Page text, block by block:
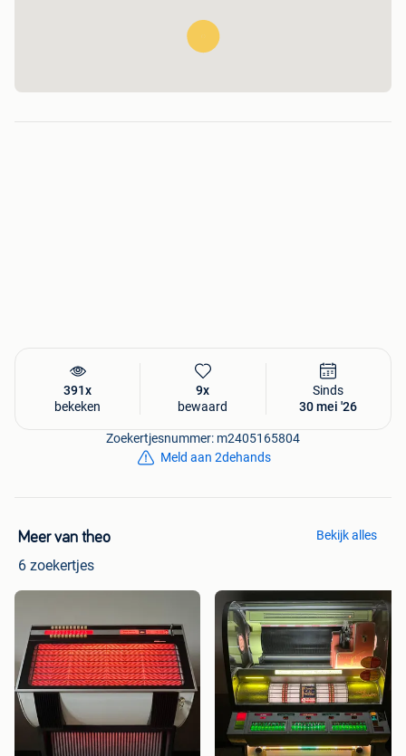
391x
bekeken
9x
bewaard
Sinds
30 mei '26
Zoekertjesnummer: m2405165804
Meld aan 2dehands
Meer van theo
6 zoekertjes
Bekijk alles